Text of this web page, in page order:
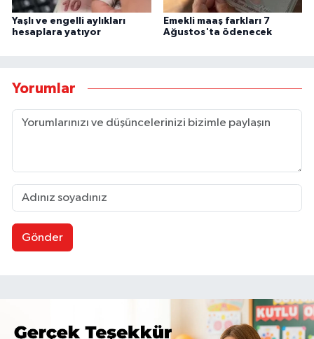
Yaşlı ve engelli aylıkları
hesaplara yatıyor
Emekli maaş farkları 7
Ağustos'ta ödenecek
Yorumlar
Gönder